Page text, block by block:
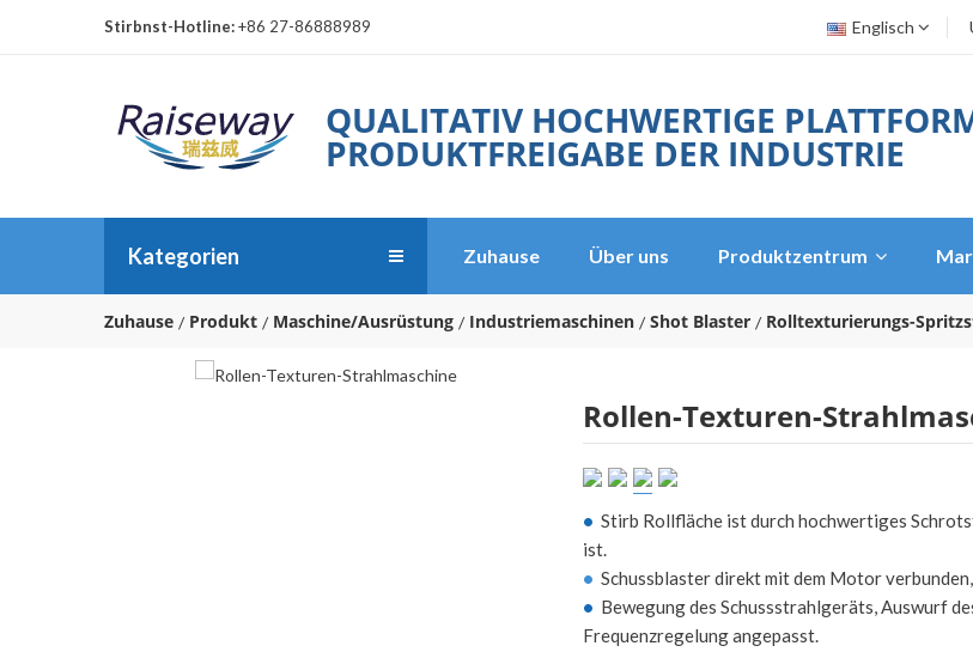
Stirbnst-Hotline:+86 27-86888989 Englisch
QUALITATIV HOCHWERTIGE
PRODUKTFREIGABE DER INDUSTRIE
Kategorien Zuhause Über uns Produktzentrum
Zuhause Produkt Maschine/Ausrüstung Industriemaschinen Shot Blaster Rolltexturierungs-
Rollen-Texturen-
• Stirb Rollfläche ist durch hochwertiges
ist.
• Schussblaster direkt mit dem Motor
• Bewegung des Schussstrahlgeräts, Auswurf
Frequenzregelung angepasst.